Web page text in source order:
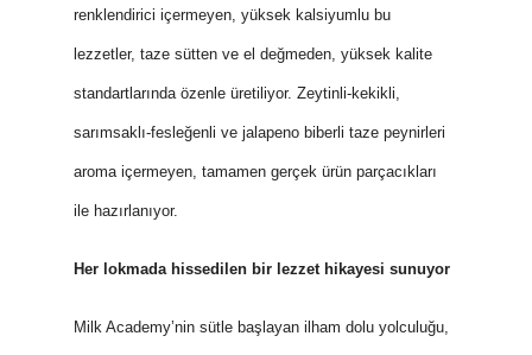
renklendirici içermeyen, yüksek kalsiyumlu bu
lezzetler, taze sütten ve el değmeden, yüksek kalite
standartlarında özenle üretiliyor. Zeytinli-kekikli,
sarımsaklı-fesleğenli ve jalapeno biberli taze peynirleri
aroma içermeyen, tamamen gerçek ürün parçacıkları
ile hazırlanıyor.
Her lokmada hissedilen bir lezzet hikayesi sunuyor
Milk Academy’nin sütle başlayan ilham dolu yolculuğu,